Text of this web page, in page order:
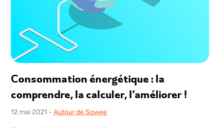
Consommation énergétique : la
comprendre, la calculer, l’améliorer !
12 mai 2021 -Autour de Sowee